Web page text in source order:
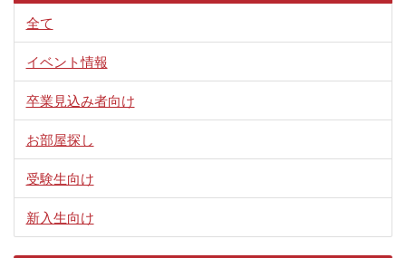
全て
イベント情報
卒業見込み者向け
お部屋探し
受験生向け
新入生向け